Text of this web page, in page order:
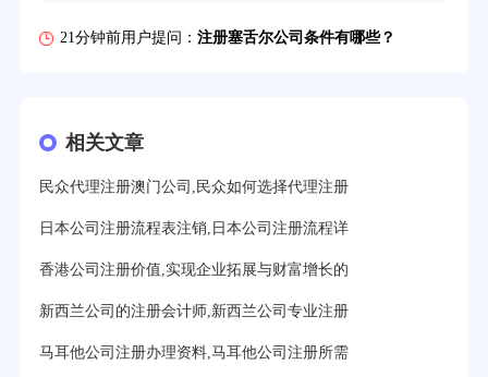
21分钟前用户提问： 注册塞舌尔公司条件有哪些？
35分钟前用户提问： 怎么注册新加坡公司？
37分钟前用户提问：在美国注册公司选择哪个州比较好？
相关文章
民众代理注册澳门公司,民众如何选择代理注册
日本公司注册流程表注销,日本公司注册流程详
香港公司注册价值,实现企业拓展与财富增长的
新西兰公司的注册会计师,新西兰公司专业注册
马耳他公司注册办理资料,马耳他公司注册所需